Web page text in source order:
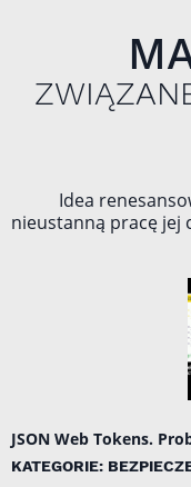
Idea
nieustanną pracę jej
JSON Web Tokens.
KATEGORIE: